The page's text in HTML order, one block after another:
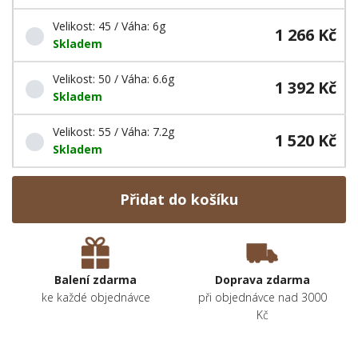
Velikost: 45 / Váha: 6g
Skladem
1 266 Kč
Velikost: 50 / Váha: 6.6g
Skladem
1 392 Kč
Velikost: 55 / Váha: 7.2g
Skladem
1 520 Kč
Přidat do košíku
Balení zdarma
ke každé objednávce
Doprava zdarma
při objednávce nad 3000
Kč